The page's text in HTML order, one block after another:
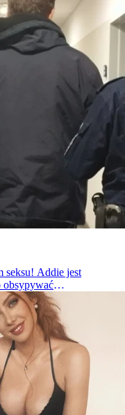
seksu! Addie jest
obsypywać